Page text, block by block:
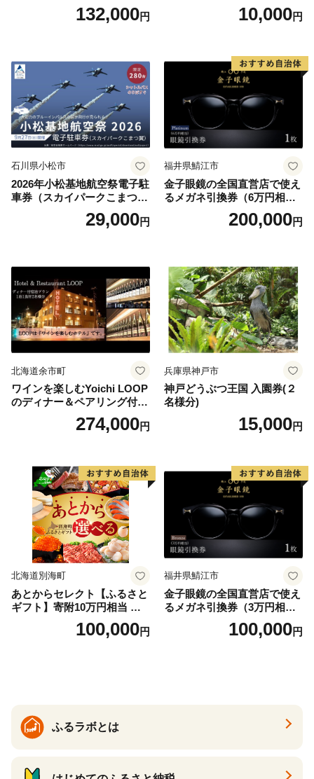
べるボディセラピー90分/1名
132,000円
原町ふるさと感謝券（3,000
円分）【トラベル 観光 旅行
10,000円
石川県小松市
2026年小松基地航空祭電子駐
車券（スカイパークこまつ
翼） 駐車場 シャトルバスの
りばすぐ 石川県 小松市
29,000円
福井県鯖江市
金子眼鏡の全国直営店で使え
るメガネ引換券（6万円相
当） Platinum200,000円
北海道余市町
ワインを楽しむYoichi LOOP
のディナー＆ペアリング付宿
泊プラン＜デラックスツイン
274,000円
兵庫県神戸市
神戸どうぶつ王国 入園券(２
名様分)
15,000円
北海道別海町
あとからセレクト【ふるさと
ギフト】寄附10万円相当 あ
とから選べる！ ギフト いく
ら ほたて 海鮮 牛肉 別海町
ギフト ふるさと納税 ）
100,000円
福井県鯖江市
金子眼鏡の全国直営店で使え
るメガネ引換券（3万円相
100,000円
ふるラボとは